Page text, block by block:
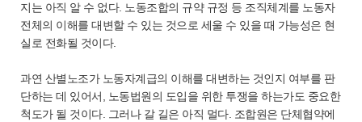
지는 아직 알 수 없다. 노동조합의 규약 규정 등 조직체계를 노동자
전체의 이해를 대변할 수 있는 것으로 세울 수 있을 때 가능성은 현
실로 전화될 것이다.
과연 산별노조가 노동자계급의 이해를 대변하는 것인지 여부를 판
단하는 데 있어서, 노동법원의 도입을 위한 투쟁을 하는가도 중요한
척도가 될 것이다. 그러나 갈 길은 아직 멀다. 조합원은 단체협약에